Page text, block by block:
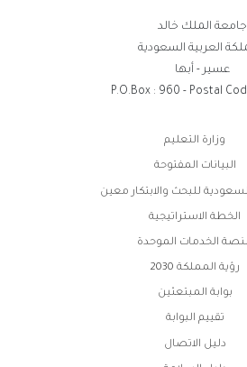
جامعة الملك خالد
العربية السعودية
عسير - أبها
P.O.Box : 960 - Postal
وزارة التعليم
البيانات المفتوحة
للبحث والابتكار معين
الخطة الاستراتيجية
الخدمات الموحدة
رؤية المملكة 2030
بوابة المبتعثين
تقييم البوابة
دليل الاتصال